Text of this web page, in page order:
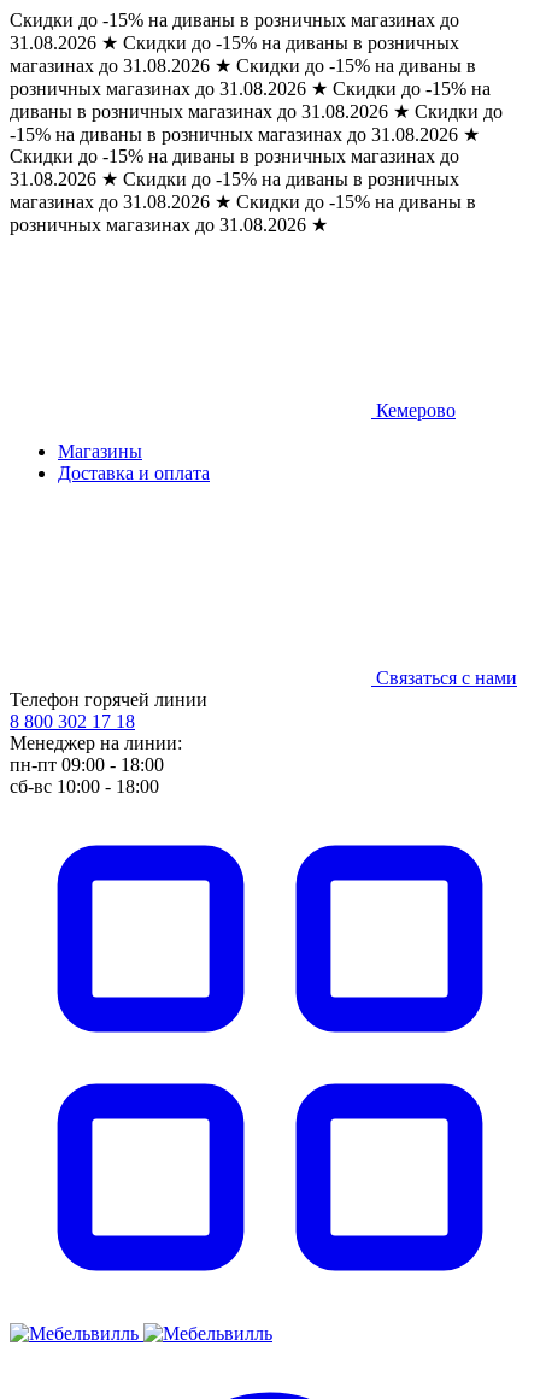
Скидки до -15% на диваны в розничных магазинах до
31.08.2026 ★ Скидки до -15% на диваны в розничных
магазинах до 31.08.2026 ★ Скидки до -15% на диваны в
розничных магазинах до 31.08.2026 ★ Скидки до -15% на
диваны в розничных магазинах до 31.08.2026 ★ Скидки до
-15% на диваны в розничных магазинах до 31.08.2026 ★
Скидки до -15% на диваны в розничных магазинах до
31.08.2026 ★ Скидки до -15% на диваны в розничных
магазинах до 31.08.2026 ★ Скидки до -15% на диваны в
розничных магазинах до 31.08.2026 ★
Кемерово
Магазины
Доставка и оплата
Связаться с нами
Телефон горячей линии
8 800 302 17 18
Менеджер на линии:
пн-пт 09:00 - 18:00
сб-вс 10:00 - 18:00